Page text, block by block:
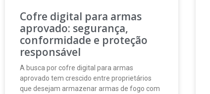
Cofre digital para armas
aprovado: segurança,
conformidade e proteção
responsável
A busca por cofre digital para armas
aprovado tem crescido entre proprietários
que desejam armazenar armas de fogo com